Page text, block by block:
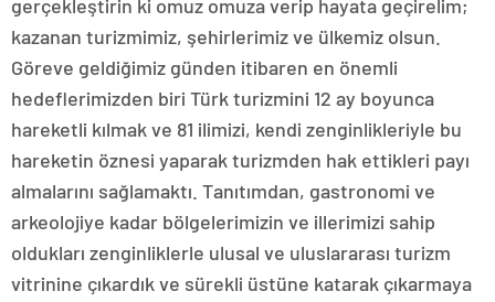
gerçekleştirin ki omuz omuza verip hayata geçirelim;
kazanan turizmimiz, şehirlerimiz ve ülkemiz olsun.
Göreve geldiğimiz günden itibaren en önemli
hedeflerimizden biri Türk turizmini 12 ay boyunca
hareketli kılmak ve 81 ilimizi, kendi zenginlikleriyle bu
hareketin öznesi yaparak turizmden hak ettikleri payı
almalarını sağlamaktı. Tanıtımdan, gastronomi ve
arkeolojiye kadar bölgelerimizin ve illerimizi sahip
oldukları zenginliklerle ulusal ve uluslararası turizm
vitrinine çıkardık ve sürekli üstüne katarak çıkarmaya